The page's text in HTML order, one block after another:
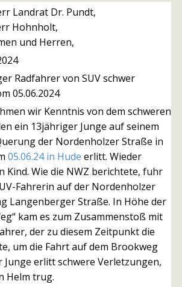
Landrat Dr. Pundt,
Hohnholt,
und Herren,
Radfahrer von SUV schwer
05.06.2024
wir Kenntnis von dem schweren
ein 13jähriger Junge auf seinem
der Nordenholzer Straße in
05.06.24 in Hude erlitt. Wieder
Kind. Wie die NWZ berichtete, fuhr
Fahrerin auf der Nordenholzer
Langenberger Straße. In Höhe der
kam es zum Zusammenstoß mit
der zu diesem Zeitpunkt die
um die Fahrt auf dem Brookweg
erlitt schwere Verletzungen,
Helm trug.